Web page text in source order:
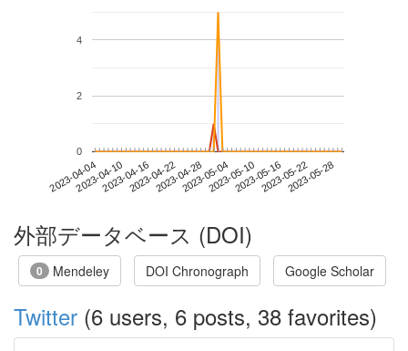
2023-04-042023-04-102023-04-162023-04-222023-04-282023-05-042023-05-102023-05-162023-05-222023-05-28
0
2
4
外部データベース (DOI)
0 Mendeley DOI Chronograph Google Scholar
Twitter (6 users, 6 posts, 38 favorites)